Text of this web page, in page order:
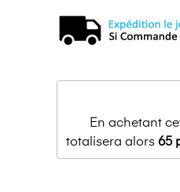
En achetant
totalisera alors 65